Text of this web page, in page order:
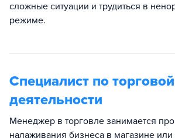
сложные ситуации и трудиться в
режиме.
Специалист по торговой
деятельности
Менеджер в торговле занимается
налаживания бизнеса в магазине или